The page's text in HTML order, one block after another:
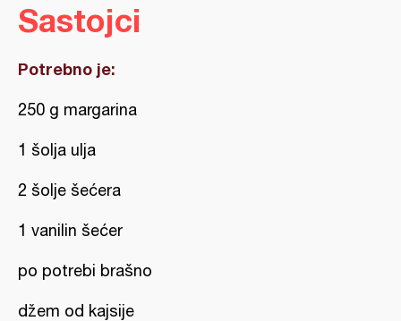
Sastojci
Potrebno je:
250 g margarina
1 šolja ulja
2 šolje šećera
1 vanilin šećer
po potrebi brašno
džem od kajsije